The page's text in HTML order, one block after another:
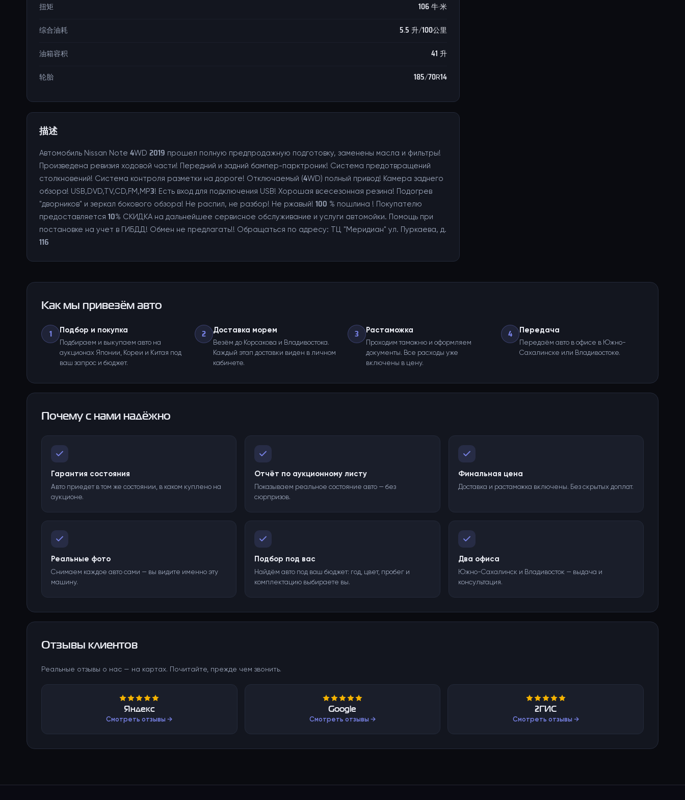
扭矩 106 牛·米
综合油耗 5.5 升/100公里
油箱容积 41 升
轮胎 185/70R14
描述
Автомобиль Nissan Note 4WD 2019 прошел полную предпродажную подготовку, заменены масла и фильтры!
Произведена ревизия ходовой части! Передний и задний бампер-парктроник! Система предотвращений
столкновений! Система контроля разметки на дороге! Отключаемый (4WD) полный привод! Камера заднего
обзора! USB,DVD,TV,CD,FM,MP3! Есть вход для подключения USB! Хорошая всесезонная резина! Подогрев
"дворников" и зеркал бокового обзора! Не распил, не разбор! Не ржавый! 100 % пошлина ! Покупателю
предоставляется 10% СКИДКА на дальнейшее сервисное обслуживание и услуги автомойки. Помощь при
постановке на учет в ГИБДД! Обмен не предлагать!! Обращаться по адресу: ТЦ "Меридиан" ул. Пуркаева, д.
116
Как мы привезём авто
1 Подбор и покупка
Подбираем и выкупаем авто на
аукционах Японии, Кореи и Китая под
ваш запрос и бюджет.
2 Доставка морем
Везём до Корсакова и Владивостока.
Каждый этап доставки виден в личном
кабинете.
3 Растаможка
Проходим таможню и оформляем
документы. Все расходы уже
включены в цену.
4 Передача
Передаём авто в офисе в Южно-
Сахалинске или Владивостоке.
Почему с нами надёжно
Гарантия состояния
Авто приедет в том же состоянии, в каком куплено на
аукционе.
Отчёт по аукционному листу
Показываем реальное состояние авто — без
сюрпризов.
Финальная цена
Доставка и растаможка включены. Без скрытых доплат.
Реальные фото
Снимаем каждое авто сами — вы видите именно эту
машину.
Подбор под вас
Найдём авто под ваш бюджет: год, цвет, пробег и
комплектацию выбираете вы.
Два офиса
Южно-Сахалинск и Владивосток — выдача и
консультация.
Отзывы клиентов
Реальные отзывы о нас — на картах. Почитайте, прежде чем звонить.
Яндекс
Смотреть отзывы →
Google
Смотреть отзывы →
2ГИС
Смотреть отзывы →